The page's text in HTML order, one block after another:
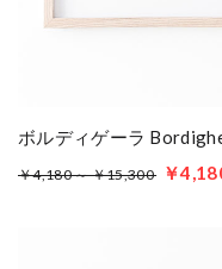
ボルディゲーラ
￥4,180 ～ ￥15,300 ￥